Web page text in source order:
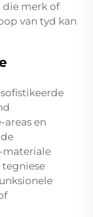
die merk of
van tyd kan
en
materiale